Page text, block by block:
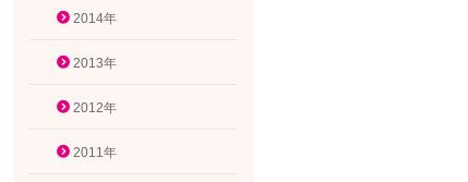
2014年
2013年
2012年
2011年